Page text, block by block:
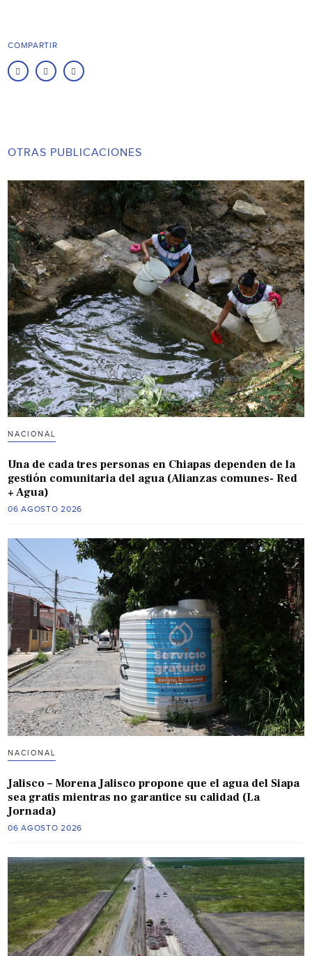
COMPARTIR
OTRAS PUBLICACIONES
NACIONAL
Una de cada tres personas en Chiapas dependen de la
gestión comunitaria del agua (Alianzas comunes- Red
+ Agua)
06 AGOSTO 2026
NACIONAL
Jalisco – Morena Jalisco propone que el agua del Siapa
sea gratis mientras no garantice su calidad (La
Jornada)
06 AGOSTO 2026